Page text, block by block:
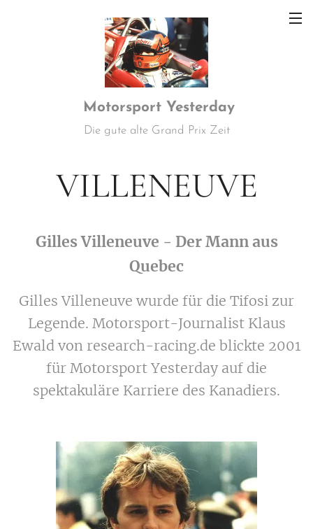
Motorsport Yesterday
Die gute alte Grand Prix Zeit
VILLENEUVE
Gilles Villeneuve - Der Mann aus
Quebec
Gilles Villeneuve wurde für die Tifosi zur
Legende. Motorsport-Journalist Klaus
Ewald von research-racing.de blickte 2001
für Motorsport Yesterday auf die
spektakuläre Karriere des Kanadiers.